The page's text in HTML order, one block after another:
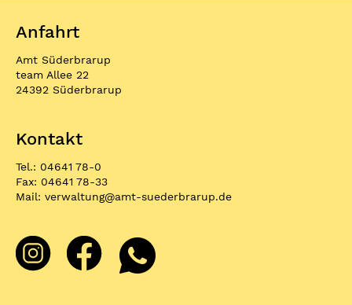
Anfahrt
Amt Süderbrarup
team Allee 22
24392 Süderbrarup
Kontakt
Tel.: 04641 78-0
Fax: 04641 78-33
Mail: verwaltung@amt-suederbrarup.de